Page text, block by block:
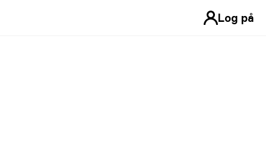
Log på